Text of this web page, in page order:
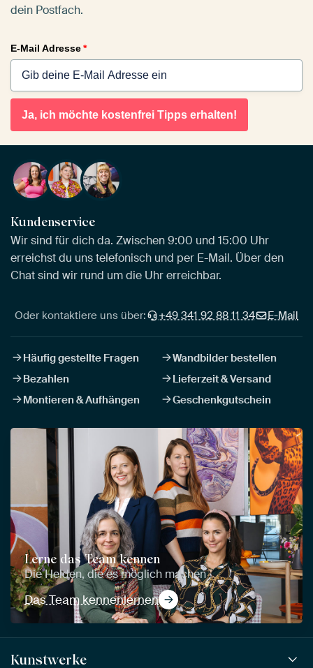
dein Postfach.
E-Mail Adresse*
Ja, ich möchte kostenfrei Tipps erhalten!
Kundenservice
Wir sind für dich da. Zwischen 9:00 und 15:00 Uhr
erreichst du uns telefonisch und per E-Mail. Über den
Chat sind wir rund um die Uhr erreichbar.
Oder kontaktiere uns über: +49 341 92 88 11 34 E-Mail
Häufig gestellte Fragen
Wandbilder bestellen
Bezahlen
Lieferzeit & Versand
Montieren & Aufhängen
Geschenkgutschein
Lerne das Team kennen
Die Helden, die es möglich machen
Das Team kennenlernen
Kunstwerke